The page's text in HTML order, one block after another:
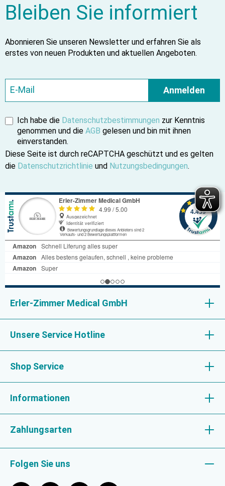
Bleiben Sie informiert
Abonnieren Sie unseren Newsletter und erfahren Sie als
erstes von neuen Produkten und aktuellen Angeboten.
Anmelden
Ich habe die Datenschutzbestimmungen zur Kenntnis
genommen und die AGB gelesen und bin mit ihnen
einverstanden.
Diese Seite ist durch reCAPTCHA geschützt und es gelten
die Datenschutzrichtlinie und Nutzungsbedingungen.
Erler-Zimmer Medical GmbH
Unsere Service Hotline
Shop Service
Informationen
Zahlungsarten
Folgen Sie uns